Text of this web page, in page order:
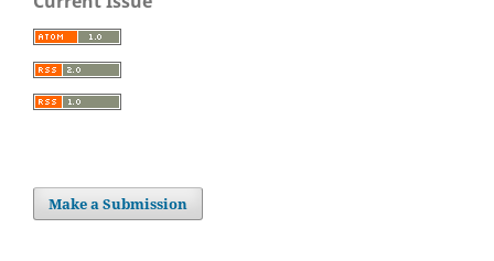
Make a Submission